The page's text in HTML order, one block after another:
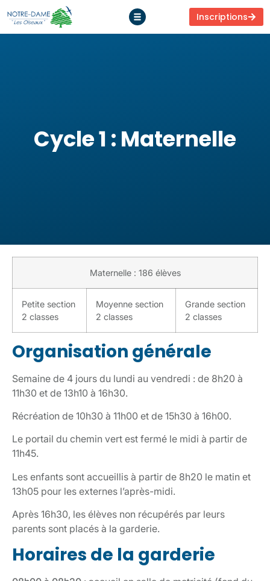
Inscriptions
Cycle 1 : Maternelle
Maternelle : 186 élèves
Petite section
2 classes
Moyenne section
2 classes
Grande section
2 classes
Organisation générale
Semaine de 4 jours du lundi au vendredi : de 8h20 à
11h30 et de 13h10 à 16h30.
Récréation de 10h30 à 11h00 et de 15h30 à 16h00.
Le portail du chemin vert est fermé le midi à partir de
11h45.
Les enfants sont accueillis à partir de 8h20 le matin et
13h05 pour les externes l’après-midi.
Après 16h30, les élèves non récupérés par leurs
parents sont placés à la garderie.
Horaires de la garderie